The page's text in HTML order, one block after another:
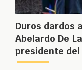
Duros dardos
Abelardo De
presidente del